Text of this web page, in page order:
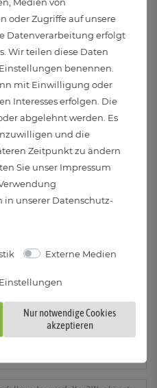
Bad Krozingen,
0
0
Medien von
oder Zugriffe auf unsere
Datenverarbeitung erfolgt
Wir teilen diese Daten
benennen.
mit Einwilligung oder
Interesses erfolgen. Die
abgelehnt werden. Es
und die
Zeitpunkt zu ändern
Sie unser Impressum
in unserer Daten­schutz­
Externe Medien
Nur notwendige Cookies
akzeptieren